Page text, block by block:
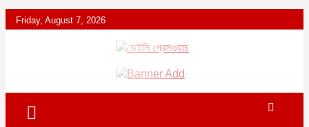
k
o
Friday, August 7, 2026
ডেইলি প্রেসওয়াচ